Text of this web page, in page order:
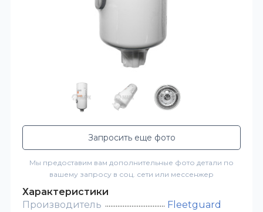
Запросить еще фото
Мы предоставим вам дополнительные фото детали по
вашему запросу в соц. сети или мессенжер
Характеристики
Производитель
Fleetguard